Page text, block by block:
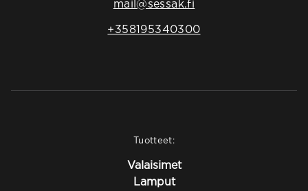
mail@sessak.fi
+358195340300
Tuotteet:
Valaisimet
Lamput